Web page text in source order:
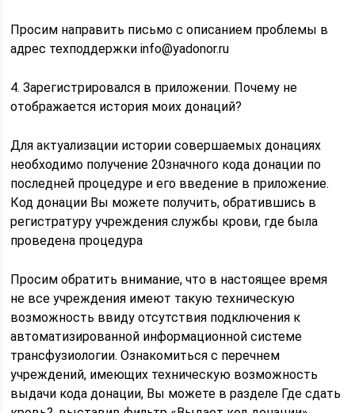
Просим направить письмо с описанием проблемы в
адрес техподдержки info@yadonor.ru
4. Зарегистрировался в приложении. Почему не
отображается история моих донаций?
Для актуализации истории совершаемых донациях
необходимо получение 20значного кода донации по
последней процедуре и его введение в приложение.
Код донации Вы можете получить, обратившись в
регистратуру учреждения службы крови, где была
проведена процедура
Просим обратить внимание, что в настоящее время
не все учреждения имеют такую техническую
возможность ввиду отсутствия подключения к
автоматизированной информационной системе
трансфузиологии. Ознакомиться с перечнем
учреждений, имеющих техническую возможность
выдачи кода донации, Вы можете в разделе Где сдать